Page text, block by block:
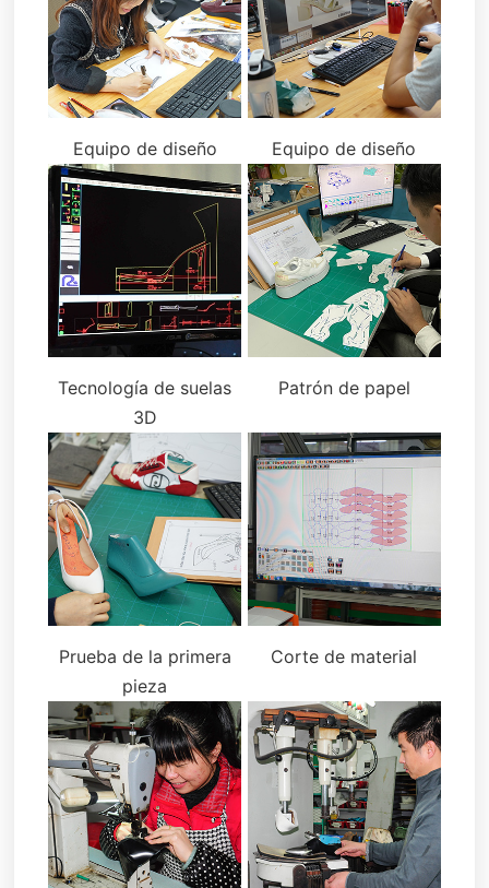
Equipo de diseño Equipo de diseño
Tecnología de suelas
3D
Patrón de papel
Prueba de la primera
pieza
Corte de material